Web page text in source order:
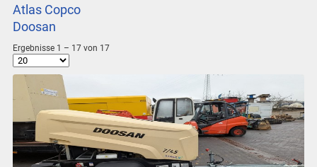
Atlas Copco
Doosan
Ergebnisse 1 – 17 von 17